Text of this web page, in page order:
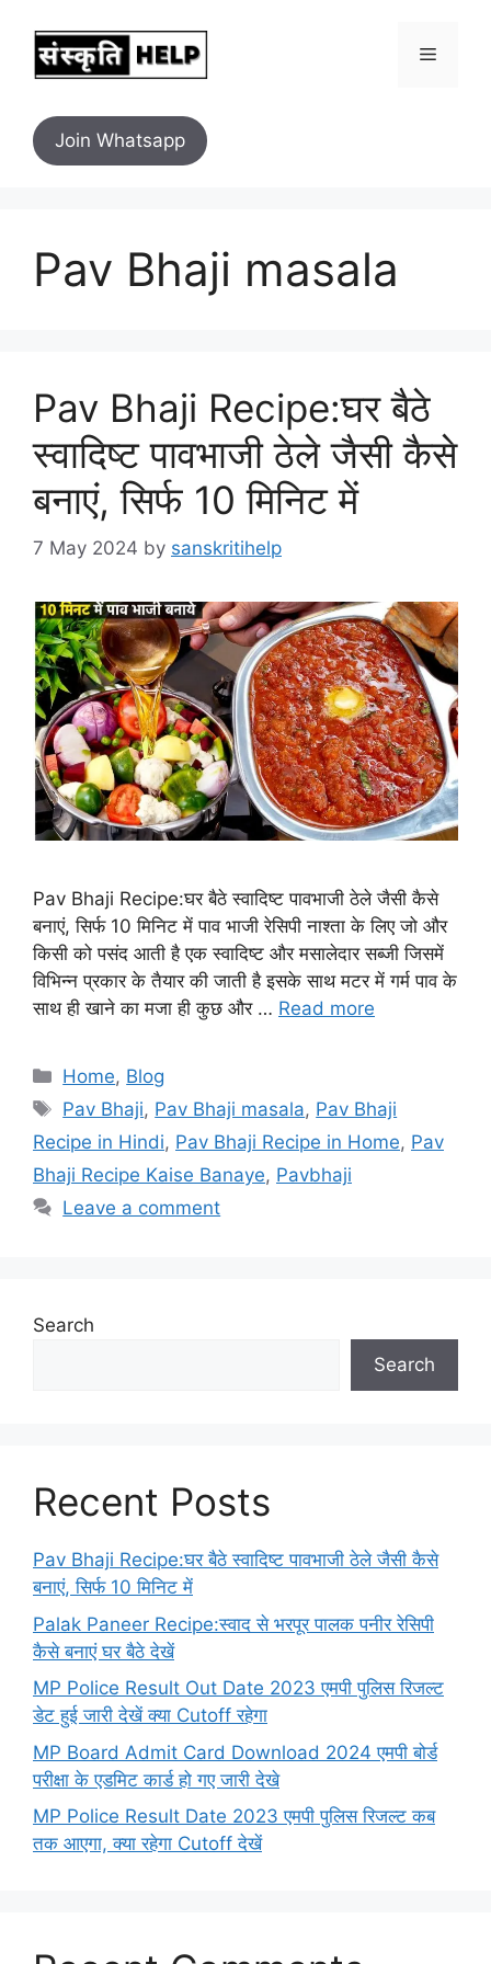
content
Menu
Join Whatsapp
Pav Bhaji masala
Pav Bhaji Recipe:घर बैठे
स्वादिष्ट पावभाजी ठेले जैसी कैसे
बनाएं, सिर्फ 10 मिनिट में
7 May 2024 by sanskritihelp
Pav Bhaji Recipe:घर बैठे स्वादिष्ट पावभाजी ठेले जैसी कैसे
बनाएं, सिर्फ 10 मिनिट में पाव भाजी रेसिपी नाश्ता के लिए जो और
किसी को पसंद आती है एक स्वादिष्ट और मसालेदार सब्जी जिसमें
विभिन्न प्रकार के तैयार की जाती है इसके साथ मटर में गर्म पाव के
साथ ही खाने का मजा ही कुछ और … Read more
Categories
Home, Blog
Tags
Pav Bhaji, Pav Bhaji masala, Pav Bhaji
Recipe in Hindi, Pav Bhaji Recipe in Home, Pav
Bhaji Recipe Kaise Banaye, Pavbhaji
Leave a comment
Search
Search
Recent Posts
Pav Bhaji Recipe:घर बैठे स्वादिष्ट पावभाजी ठेले जैसी कैसे
बनाएं, सिर्फ 10 मिनिट में
Palak Paneer Recipe:स्वाद से भरपूर पालक पनीर रेसिपी
कैसे बनाएं घर बैठे देखें
MP Police Result Out Date 2023 एमपी पुलिस रिजल्ट
डेट हुई जारी देखें क्या Cutoff रहेगा
MP Board Admit Card Download 2024 एमपी बोर्ड
परीक्षा के एडमिट कार्ड हो गए जारी देखे
MP Police Result Date 2023 एमपी पुलिस रिजल्ट कब
तक आएगा, क्या रहेगा Cutoff देखें